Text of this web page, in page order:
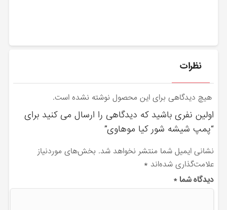
نظرات
هیچ دیدگاهی برای این محصول نوشته نشده است.
اولین نفری باشید که دیدگاهی را ارسال می کنید برای
“پمپ شیشه شور کیا موهاوی”
نشانی ایمیل شما منتشر نخواهد شد. بخش‌های موردنیاز
علامت‌گذاری شده‌اند *
دیدگاه شما*